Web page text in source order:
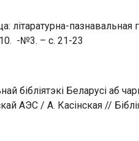
пазнавальная
-№3. – с. 21-23
бібліятэкі Беларусі аб
АЭС / А. Касінская //